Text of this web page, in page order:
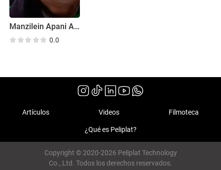
Manzilein Apani Apani
0.0
Artículos Videos Filmoteca
¿Qué es Peliplat?
Copyright © 2020-2026 Peliplat Technology
Co., Ltd. Todos los derechos reservados.